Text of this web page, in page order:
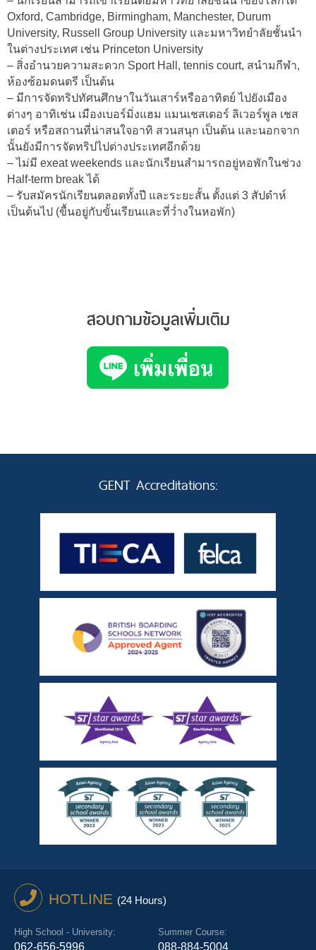
Oxford, Cambridge, Birmingham, Manchester, Durum
University, Russell Group University และมหาวิทยำลัยชั้นนำ
ในต่างประเทศ เช่น Princeton University
– สิ่งอำนวยความสะดวก Sport Hall, tennis court, สนำมกีฬา,
ห้องซ้อมดนตรี เป็นต้น
– มีการจัดทริปทัศนศึกษาในวันเสาร์หรืออาทิตย์ ไปยังเมือง
ต่างๆ อาทิเช่น เมืองเบอร์มิ่งแฮม แมนเชสเตอร์ ลิเวอร์พูล เชส
เตอร์ หรือสถานที่น่าสนใจอาทิ สวนสนุก เป็นต้น และนอกจาก
นั้นยังมีการจัดทริปไปต่างประเทศอีกด้วย
– ไม่มี exeat weekends และนักเรียนสำมารถอยู่หอพักในช่วง
Half-term break ได้
– รับสมัครนักเรียนตลอดทั้งปี และระยะสั้น ตั้งแต่ 3 สัปดำห์
เป็นต้นไป (ขื้นอยู่กับขั้นเรียนและที่ว่ำงในหอพัก)
สอบถามข้อมูลเพิ่มเติม
GENT Accreditations:
HOTLINE (24 Hours)
High School - University:
062-656-5996
Summer Course:
088-884-5004